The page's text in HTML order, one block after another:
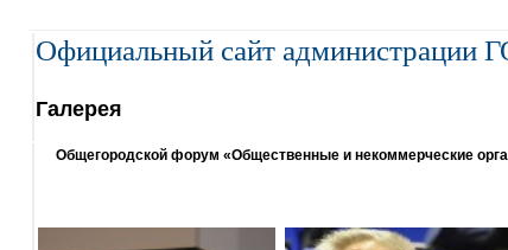
Официальный сайт администрации
Галерея
Общегородской форум «Общественные и некоммерческие